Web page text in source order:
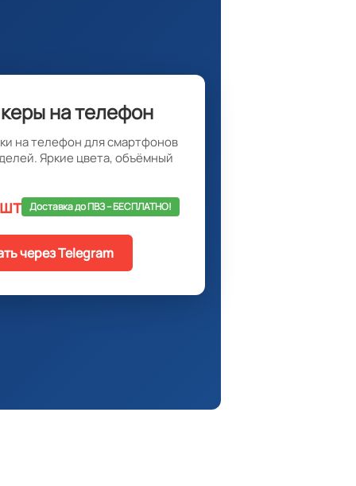
на телефон
на телефон для смартфонов
Яркие цвета, объёмный
Доставка до ПВЗ -- БЕСПЛАТНО!
через Telegram